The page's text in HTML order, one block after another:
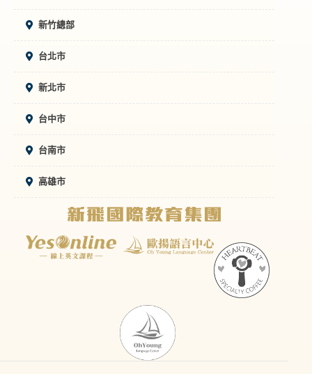
新竹總部
台北市
新北市
台中市
台南市
高雄市